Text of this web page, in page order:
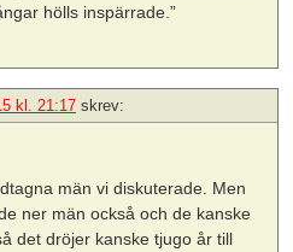
hölls inspärrade.”
kl. 21:17 skrev:
män vi diskuterade. Men
ner män också och de kanske
det dröjer kanske tjugo år till